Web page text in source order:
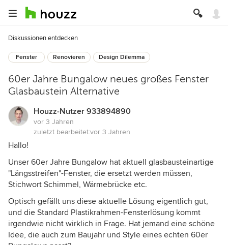
Diskussionen entdecken
Fenster Renovieren Design Dilemma
60er Jahre Bungalow neues großes Fenster
Glasbaustein Alternative
Houzz-Nutzer 933894890
vor 3 Jahren
zuletzt bearbeitet:vor 3 Jahren
Hallo!
Unser 60er Jahre Bungalow hat aktuell glasbausteinartige
"Längsstreifen"-Fenster, die ersetzt werden müssen,
Stichwort Schimmel, Wärmebrücke etc.
Optisch gefällt uns diese aktuelle Lösung eigentlich gut,
und die Standard Plastikrahmen-Fensterlösung kommt
irgendwie nicht wirklich in Frage. Hat jemand eine schöne
Idee, die auch zum Baujahr und Style eines echten 60er